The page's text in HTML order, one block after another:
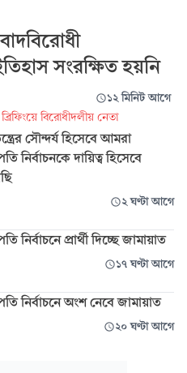
সংরক্ষিত হয়নি
১২ মিনিট আগে
বিরোধীদলীয় নেতা
সৌন্দর্য হিসেবে আমরা
নির্বাচনকে দায়িত্ব হিসেবে
২ ঘণ্টা আগে
নির্বাচনে প্রার্থী দিচ্ছে জামায়াত
১৭ ঘণ্টা আগে
নির্বাচনে অংশ নেবে জামায়াত
২০ ঘণ্টা আগে